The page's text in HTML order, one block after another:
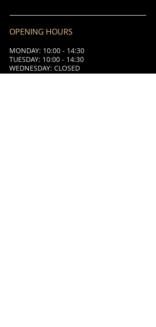
OPENING HOURS
MONDAY: 10:00 - 14:30
TUESDAY: 10:00 - 14:30
WEDNESDAY: CLOSED
THURSDAY: CLOSED